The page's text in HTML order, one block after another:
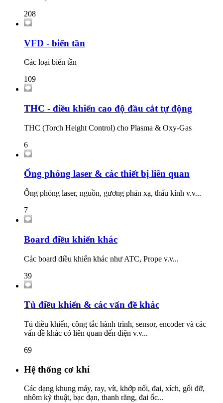
208
VFD - biến tần
Các loại biến tần
109
THC - điều khiển cao độ đầu cắt tự động
THC (Torch Height Control) cho Plasma & Oxy-Gas
6
Ống phóng laser & các thiết bị liên quan
Ống phóng laser, nguồn, gương phản xạ, thấu kính v.v...
7
Board điều khiển khác
Các board điều khiển khác như ATC, Prope v.v...
39
Tủ điều khiển & các vấn đề khác
Tủ điều khiển, công tắc hành trình, sensor, encoder và các
vấn đề khác có liên quan đến điện v.v...
69
Hệ thống cơ khí
Các dạng khung máy, ray, vít, khớp nối, đai, xích, gối đỡ,
nhôm kỹ thuật, bạc đạn, thanh răng, đai ốc...